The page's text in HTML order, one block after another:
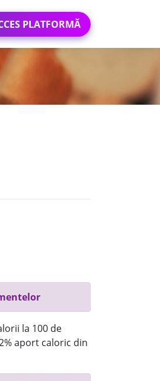
PLATFORMĂ
la 100 de
aport caloric din